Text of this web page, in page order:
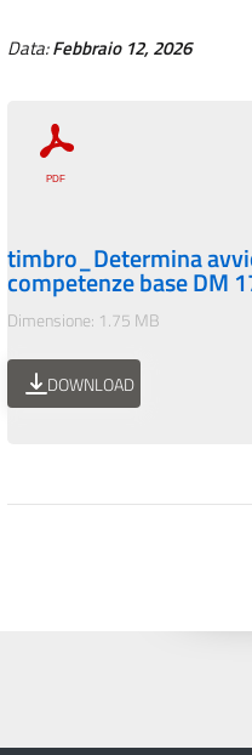
Data:Febbraio 12, 2026
timbro_Determina
competenze base DM
Dimensione: 1.75 MB
DOWNLOAD